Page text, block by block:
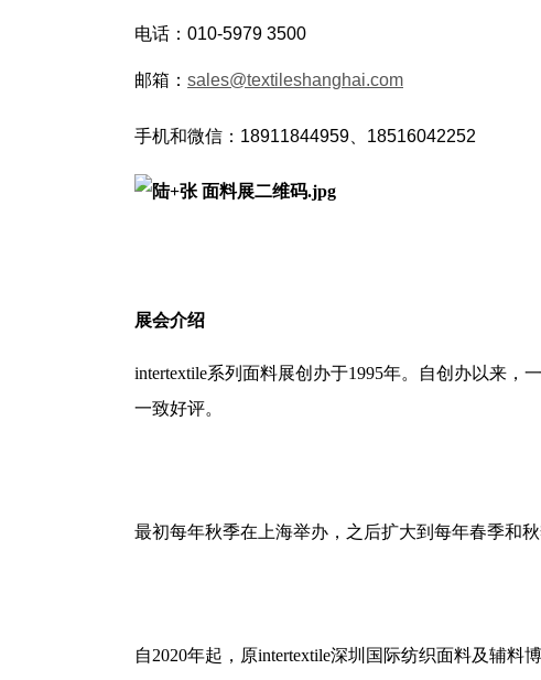
电话：010-5979 3500
邮箱： sales@textileshanghai.com
手机和微信： 18911844959、18516042252
展会介绍
intertextile系列面料展创办于1995年。自创办以来，
一致好评。
最初每年秋季在上海举办，之后扩大到 每年春季和
自2020年起，原intertextile深圳国际纺织面料及辅料